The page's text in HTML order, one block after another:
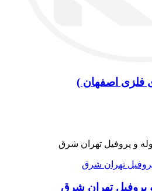
فلزی اصفهان )
پروفیل تهران شرق